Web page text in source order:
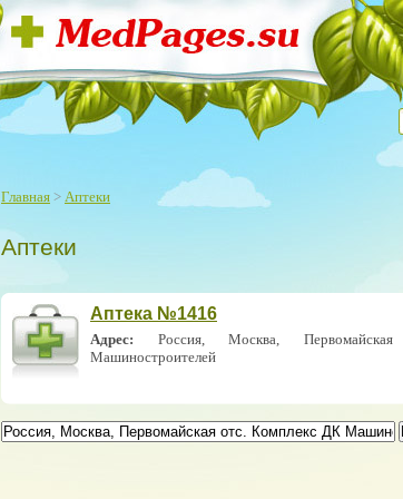
Главная > Аптеки
Аптеки
Аптека №1416
Адрес: Россия, Москва,
Машиностроителей